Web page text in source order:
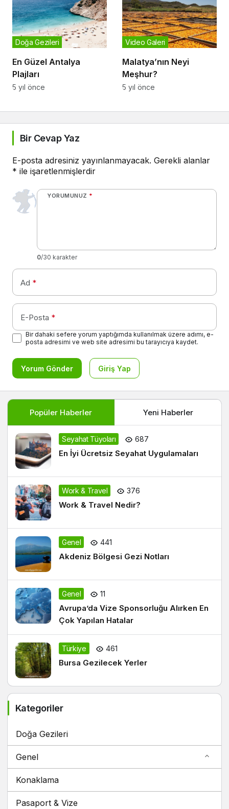
En Güzel Antalya
Plajları
Doğa Gezileri
5 yıl önce
Malatya’nın Neyi
Meşhur?
Video Galeri
5 yıl önce
Bir Cevap Yaz
E-posta adresiniz yayınlanmayacak. Gerekli alanlar
* ile işaretlenmişlerdir
YORUMUNUZ *
0/30 karakter
Ad *
E-Posta *
Bir dahaki sefere yorum yaptığımda kullanılmak üzere adımı, e-
posta adresimi ve web site adresimi bu tarayıcıya kaydet.
Yorum Gönder Giriş Yap
Popüler Haberler Yeni Haberler
Seyahat Tüyoları 687
En İyi Ücretsiz Seyahat Uygulamaları
Work & Travel 376
Work & Travel Nedir?
Genel 441
Akdeniz Bölgesi Gezi Notları
Genel 11
Avrupa’da Vize Sponsorluğu Alırken En
Çok Yapılan Hatalar
Türkiye 461
Bursa Gezilecek Yerler
Kategoriler
Doğa Gezileri
Genel
Konaklama
Pasaport & Vize